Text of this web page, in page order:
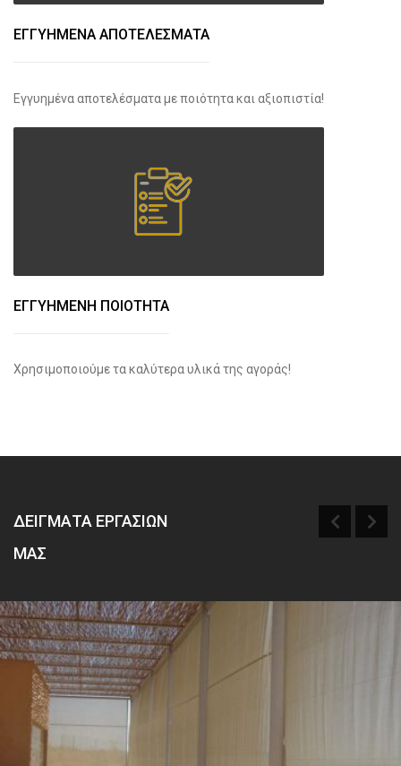
ΕΓΓΥΗΜΕΝΑ ΑΠΟΤΕΛΕΣΜΑΤΑ
Εγγυημένα αποτελέσματα με ποιότητα και αξιοπιστία!
ΕΓΓΥΗΜΕΝΗ ΠΟΙΟΤΗΤΑ
Χρησιμοποιούμε τα καλύτερα υλικά της αγοράς!
ΔΕΙΓΜΑΤΑ ΕΡΓΑΣΙΩΝ
ΜΑΣ